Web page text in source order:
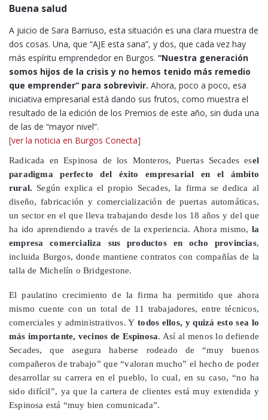
Buena salud
A juicio de Sara Barriuso, esta situación es una clara muestra de
dos cosas. Una, que “AJE esta sana”, y dos, que cada vez hay
más espíritu emprendedor en Burgos. “Nuestra generación
somos hijos de la crisis y no hemos tenido más remedio
que emprender” para sobrevivir. Ahora, poco a poco, esa
iniciativa empresarial está dando sus frutos, como muestra el
resultado de la edición de los Premios de este año, sin duda una
de las de “mayor nivel”.
[ver la noticia en Burgos Conecta]
Radicada en Espinosa de los Monteros, Puertas Secades esel
paradigma perfecto del éxito empresarial en el ámbito
rural. Según explica el propio Secades, la firma se dedica al
diseño, fabricación y comercialización de puertas automáticas,
un sector en el que lleva trabajando desde los 18 años y del que
ha ido aprendiendo a través de la experiencia. Ahora mismo, la
empresa comercializa sus productos en ocho provincias,
incluida Burgos, donde mantiene contratos con compañías de la
talla de Michelín o Bridgestone.
El paulatino crecimiento de la firma ha permitido que ahora
mismo cuente con un total de 11 trabajadores, entre técnicos,
comerciales y administrativos. Y todos ellos, y quizá esto sea lo
más importante, vecinos de Espinosa. Así al menos lo defiende
Secades, que asegura haberse rodeado de “muy buenos
compañeros de trabajo” que “valoran mucho” el hecho de poder
desarrollar su carrera en el pueblo, lo cual, en su caso, “no ha
sido difícil”, ya que la cartera de clientes está muy extendida y
Espinosa está “muy bien comunicada”.